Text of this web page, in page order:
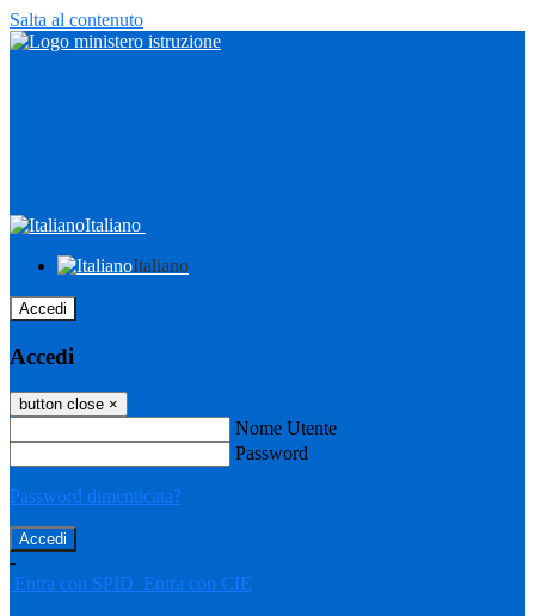
Salta al contenuto
Italiano
Italiano
Accedi
Accedi
button close ×
Nome Utente
Password
Password dimenticata?
-
Entra con SPID Entra con CIE